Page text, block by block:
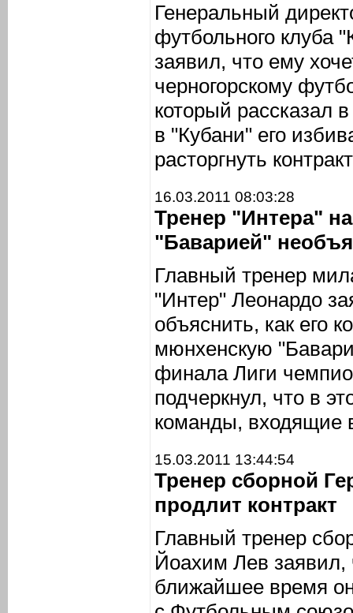
Генеральный
футбольного клуба
заявил, что ему
черногорскому
который
в "Кубани" его
расторгнуть
16.03.2011 08:03:28
Тренер "Интера"
"Баварией"
Главный тренер
"Интер" Леонардо
объяснить, как его
мюнхенскую
финала Лиги
подчеркнул, что в
команды, входящие
15.03.2011 13:44:54
Тренер сборной
продлит контракт
Главный тренер
Йоахим Лев заявил,
ближайшее время